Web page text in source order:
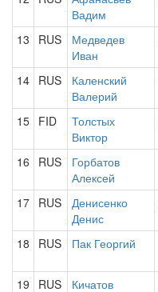
Вадим
13 RUS
Медведев
Иван
14 RUS
Каленский
Валерий
15 FID
Толстых
Виктор
16 RUS
Горбатов
Алексей
17 RUS
Денисенко
Денис
18 RUS Пак Георгий
19 RUS
Кичатов